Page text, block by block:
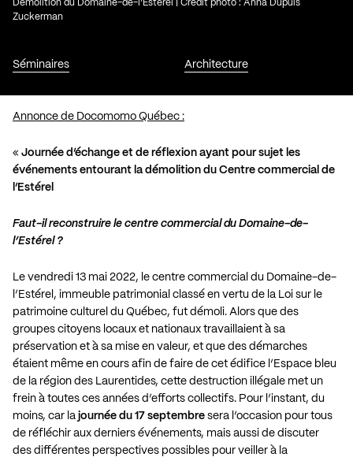
Séminaires Architecture
Démolition du Domaine-de-l’Estérel | Crédit photo : Anna Dupuis
Zuckerman
Annonce de Docomomo Québec :
« Journée d’échange et de réflexion ayant pour sujet les
événements entourant la démolition du Centre commercial de
l’Estérel
Faut-il reconstruire le centre commercial du Domaine-de-
l’Estérel ?
Le vendredi 13 mai 2022, le centre commercial du Domaine-de-
l’Estérel, immeuble patrimonial classé en vertu de la Loi sur le
patrimoine culturel du Québec, fut démoli. Alors que des
groupes citoyens locaux et nationaux travaillaient à sa
préservation et à sa mise en valeur, et que des démarches
étaient même en cours afin de faire de cet édifice l’Espace bleu
de la région des Laurentides, cette destruction illégale met un
frein à toutes ces années d’efforts collectifs. Pour l’instant, du
moins, car la journée du 17 septembre sera l’occasion pour tous
de réfléchir aux derniers événements, mais aussi de discuter
des différentes perspectives possibles pour veiller à la